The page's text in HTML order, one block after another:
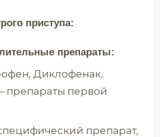
приступа:
препараты:
Диклофенак,
препараты первой
препарат,